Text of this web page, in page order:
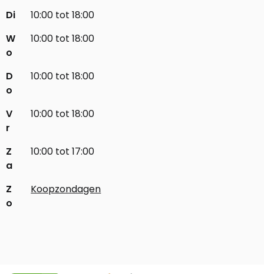
Di
10:00 tot 18:00
W
o
10:00 tot 18:00
D
o
10:00 tot 18:00
V
r
10:00 tot 18:00
Z
a
10:00 tot 17:00
Z
o
Koopzondagen